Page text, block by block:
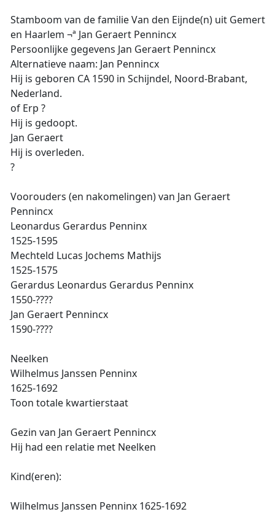
Stamboom van de familie Van den Eijnde(n) uit Gemert
en Haarlem ¬ª Jan Geraert Pennincx
Persoonlijke gegevens Jan Geraert Pennincx
Alternatieve naam: Jan Pennincx
Hij is geboren CA 1590 in Schijndel, Noord-Brabant,
Nederland.
of Erp ?
Hij is gedoopt.
Jan Geraert
Hij is overleden.
?
Voorouders (en nakomelingen) van Jan Geraert
Pennincx
Leonardus Gerardus Penninx
1525-1595
Mechteld Lucas Jochems Mathijs
1525-1575
Gerardus Leonardus Gerardus Penninx
1550-????
Jan Geraert Pennincx
1590-????
Neelken
Wilhelmus Janssen Penninx
1625-1692
Toon totale kwartierstaat
Gezin van Jan Geraert Pennincx
Hij had een relatie met Neelken
Kind(eren):
Wilhelmus Janssen Penninx 1625-1692